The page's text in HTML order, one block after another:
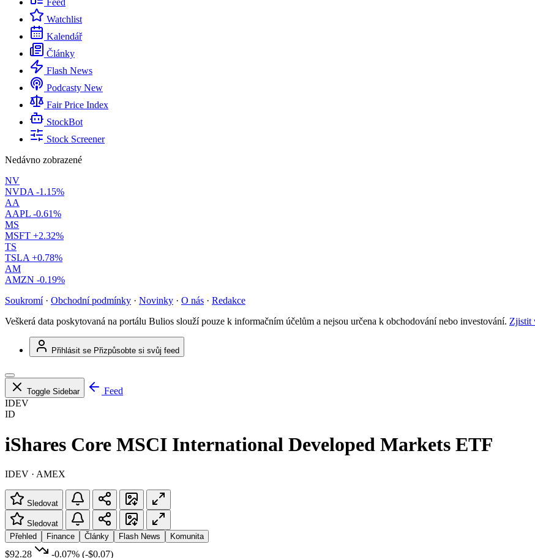
Feed
Watchlist
Kalendář
Články
Flash News
Podcasty New
Fair Price Index
StockBot
Stock Screener
Nedávno zobrazené
NV
NVDA -1.15%
AA
AAPL -0.61%
MS
MSFT +2.32%
TS
TSLA +0.78%
AM
AMZN -0.19%
Soukromí · Obchodní podmínky · Novinky · O nás · Redakce
Veškerá data poskytovaná na portálu Bulios slouží pouze k informačním účelům a nejsou určena k obchodování nebo investování. Zjistit
Přihlásit se Přizpůsobte si svůj feed
Toggle Sidebar
Feed
IDEV
ID
iShares Core MSCI International Developed Markets ETF
IDEV · AMEX
Sledovat
Sledovat
Přehled
Finance Články Flash News Komunita
$92.28 -0.07% (-$0.07)